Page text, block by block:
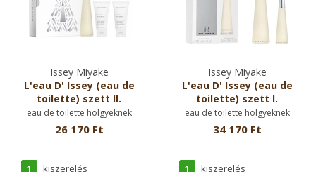
Issey Miyake
L'eau D' Issey (eau de
toilette) szett II.
eau de toilette hölgyeknek
26 170 Ft
1 kiszerelés
Issey Miyake
L'eau D' Issey (eau de
toilette) szett I.
eau de toilette hölgyeknek
34 170 Ft
1 kiszerelés